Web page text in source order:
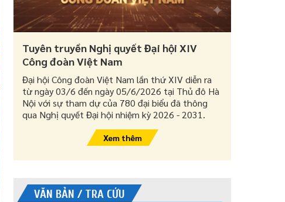
Tuyên truyền Nghị quyết Đại hội XIV
Công đoàn Việt Nam
Đại hội Công đoàn Việt Nam lần thứ XIV diễn ra
từ ngày 03/6 đến ngày 05/6/2026 tại Thủ đô Hà
Nội với sự tham dự của 780 đại biểu đã thông
qua Nghị quyết Đại hội nhiệm kỳ 2026 - 2031.
Xem thêm
VĂN BẢN / TRA CỨU